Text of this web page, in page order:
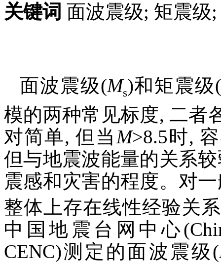
关键词 面波震级; 矩震级
面波震级(Ms)和矩震级
模的两种常见标度, 二者
对简单, 但当M>8.5时,
但与地震波能量的关系
震感和灾害的程度。对
整体上存在线性经验关系
中国地震台网中心
CENC)测定的面波震级(